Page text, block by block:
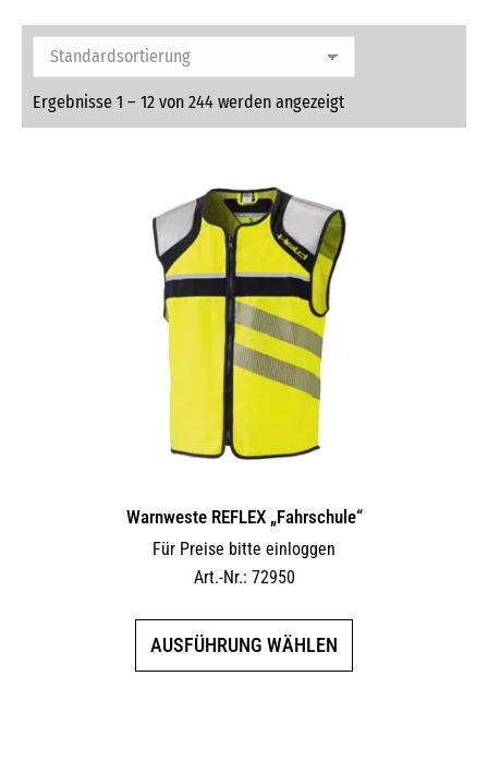
Ergebnisse 1 – 12 von 244 werden angezeigt
Warnweste REFLEX „Fahrschule“
Für Preise bitte einloggen
Art.-Nr.: 72950
AUSFÜHRUNG WÄHLEN